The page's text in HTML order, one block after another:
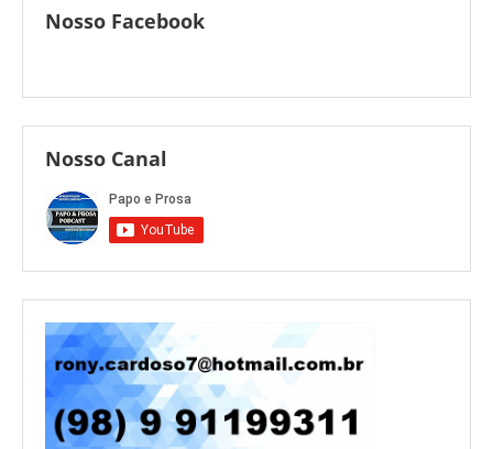
Nosso Facebook
Nosso Canal